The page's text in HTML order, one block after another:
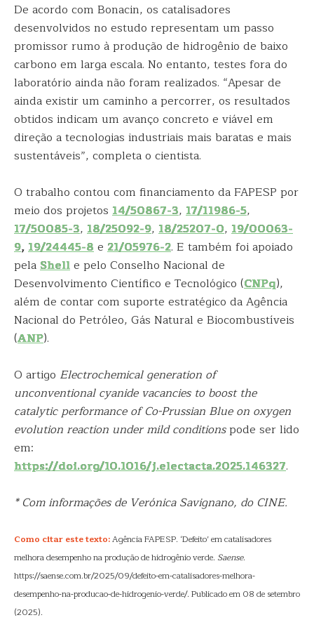
De acordo com Bonacin, os catalisadores
desenvolvidos no estudo representam um passo
promissor rumo à produção de hidrogênio de baixo
carbono em larga escala. No entanto, testes fora do
laboratório ainda não foram realizados. “Apesar de
ainda existir um caminho a percorrer, os resultados
obtidos indicam um avanço concreto e viável em
direção a tecnologias industriais mais baratas e mais
sustentáveis”, completa o cientista.
O trabalho contou com financiamento da FAPESP por
meio dos projetos 14/50867-3, 17/11986-5,
17/50085-3, 18/25092-9, 18/25207-0, 19/00063-
9,19/24445-8e 21/05976-2. E também foi apoiado
pelaShelle pelo Conselho Nacional de
Desenvolvimento Científico e Tecnológico (CNPq),
além de contar com suporte estratégico da Agência
Nacional do Petróleo, Gás Natural e Biocombustíveis
(ANP).
O artigo Electrochemical generation of
unconventional cyanide vacancies to boost the
catalytic performance of Co-Prussian Blue on oxygen
evolution reaction under mild conditionspode ser lido
em:
https://doi.org/10.1016/j.electacta.2025.146327.
* Com informações de Verónica Savignano, do CINE.
Como citar este texto:Agência FAPESP. ‘Defeito’ em catalisadores
melhora desempenho na produção de hidrogênio verde. Saense.
https://saense.com.br/2025/09/defeito-em-catalisadores-melhora-
desempenho-na-producao-de-hidrogenio-verde/. Publicado em 08 de setembro
(2025).